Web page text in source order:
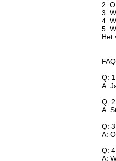
2.
3.
4.
5.
Het
Q:
A:
Q:
A:
Q:
A:
Q:
A: